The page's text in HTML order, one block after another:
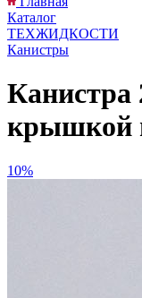
Каталог
ТЕХЖИДКОСТИ
Канистры
Канистра
крышкой
10%